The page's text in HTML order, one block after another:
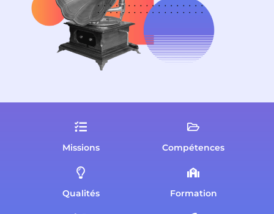
Missions Compétences
Qualités Formation